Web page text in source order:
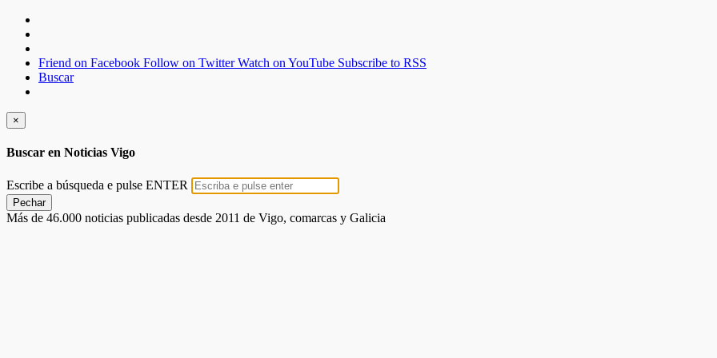
Friend on Facebook Follow on Twitter Watch on YouTube Subscribe to RSS
Buscar
×
Buscar en Noticias Vigo
Escribe a búsqueda e pulse ENTER
Pechar
Más de 46.000 noticias publicadas desde 2011 de Vigo, comarcas y Galicia